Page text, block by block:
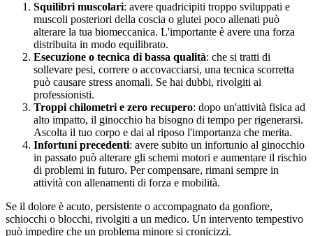
Squilibri muscolari: avere quadricipiti troppo sviluppati e
muscoli posteriori della coscia o glutei poco allenati può
alterare la tua biomeccanica. L'importante è avere una forza
distribuita in modo equilibrato.
Esecuzione o tecnica di bassa qualità: che si tratti di
sollevare pesi, correre o accovacciarsi, una tecnica scorretta
può causare stress anomali. Se hai dubbi, rivolgiti ai
professionisti.
Troppi chilometri e zero recupero: dopo un'attività fisica ad
alto impatto, il ginocchio ha bisogno di tempo per rigenerarsi.
Ascolta il tuo corpo e dai al riposo l'importanza che merita.
Infortuni precedenti: avere subito un infortunio al ginocchio
in passato può alterare gli schemi motori e aumentare il rischio
di problemi in futuro. Per compensare, rimani sempre in
attività con allenamenti di forza e mobilità.
Se il dolore è acuto, persistente o accompagnato da gonfiore,
schiocchi o blocchi, rivolgiti a un medico. Un intervento tempestivo
può impedire che un problema minore si cronicizzi.